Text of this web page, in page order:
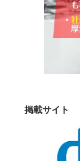
掲載サイト